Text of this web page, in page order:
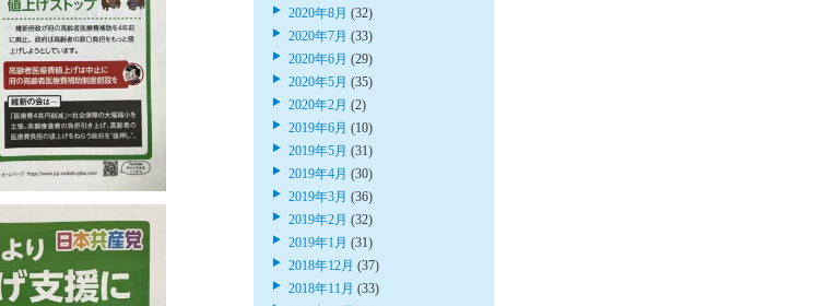
2020年8月 (32)
2020年7月 (33)
2020年6月 (29)
2020年5月 (35)
2020年2月 (2)
2019年6月 (10)
2019年5月 (31)
2019年4月 (30)
2019年3月 (36)
2019年2月 (32)
2019年1月 (31)
2018年12月 (37)
2018年11月 (33)